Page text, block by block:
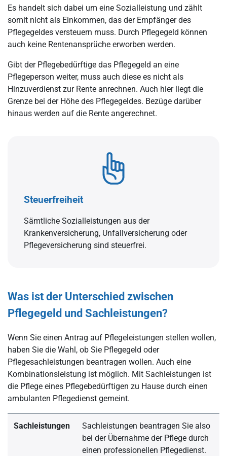
Es handelt sich dabei um eine Sozialleistung und zählt
somit nicht als Einkommen, das der Empfänger des
Pflegegeldes versteuern muss. Durch Pflegegeld können
auch keine Rentenansprüche erworben werden.
Gibt der Pflegebedürftige das Pflegegeld an eine
Pflegeperson weiter, muss auch diese es nicht als
Hinzuverdienst zur Rente anrechnen. Auch hier liegt die
Grenze bei der Höhe des Pflegegeldes. Bezüge darüber
hinaus werden auf die Rente angerechnet.
Steuerfreiheit
Sämtliche Sozialleistungen aus der
Krankenversicherung, Unfallversicherung oder
Pflegeversicherung sind steuerfrei.
Was ist der Unterschied zwischen
Pflegegeld und Sachleistungen?
Wenn Sie einen Antrag auf Pflegeleistungen stellen wollen,
haben Sie die Wahl, ob Sie Pflegegeld oder
Pflegesachleistungen beantragen wollen. Auch eine
Kombinationsleistung ist möglich. Mit Sachleistungen ist
die Pflege eines Pflegebedürftigen zu Hause durch einen
ambulanten Pflegedienst gemeint.
Sachleistungen
Sachleistungen beantragen Sie also
bei der Übernahme der Pflege durch
einen professionellen Pflegedienst.